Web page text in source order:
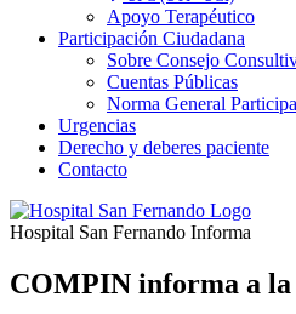
Apoyo Terapéutico
Participación Ciudadana
Sobre Consejo
Cuentas Públicas
Norma General
Urgencias
Derecho y deberes paciente
Contacto
Hospital San Fernando Informa
COMPIN informa a la